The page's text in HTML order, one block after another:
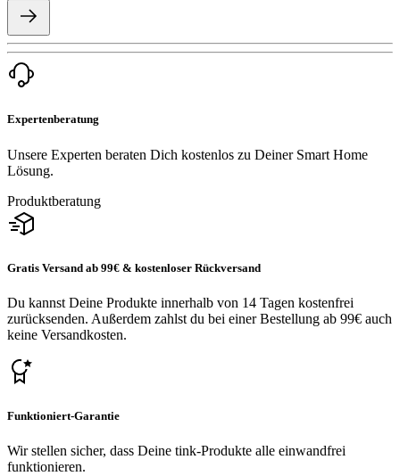
Expertenberatung
Unsere Experten beraten Dich kostenlos zu Deiner Smart Home
Lösung.
Produktberatung
Gratis Versand ab 99€ & kostenloser Rückversand
Du kannst Deine Produkte innerhalb von 14 Tagen kostenfrei
zurücksenden. Außerdem zahlst du bei einer Bestellung ab 99€ auch
keine Versandkosten.
Funktioniert-Garantie
Wir stellen sicher, dass Deine tink-Produkte alle einwandfrei
funktionieren.